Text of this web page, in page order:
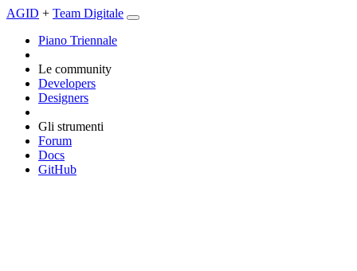
AGID + Team Digitale
Piano Triennale
Le community
Developers
Designers
Gli strumenti
Forum
Docs
GitHub